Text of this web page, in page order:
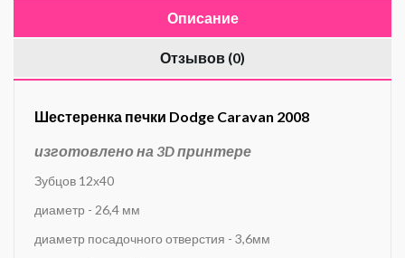
Описание
Отзывов (0)
Шестеренка печки Dodge Caravan 2008
изготовлено на 3D принтере
Зубцов 12х40
диаметр - 26,4 мм
диаметр посадочного отверстия - 3,6мм